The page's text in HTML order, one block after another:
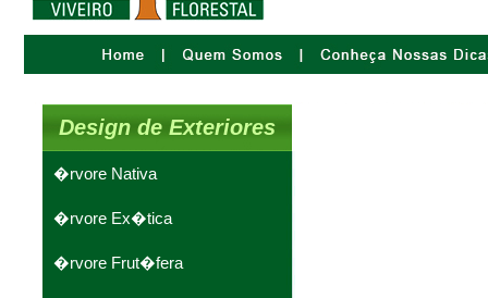
Design de Exteriores
�rvore Nativa
�rvore Ex�tica
�rvore Frut�fera